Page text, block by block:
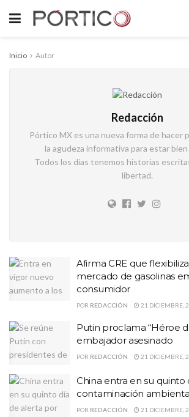
Inicio Autor
Redacción
Pórtico MX es una nueva forma de hacer
la agudeza informativa para estar
Todos los días tenemos historias
libertad.
Afirma CRE que
mercado de gasolinas
consumidor
POR REDACCIÓN 21 DICIEMBRE,
Putin proclama “Héroe
embajador asesinado
POR REDACCIÓN 21 DICIEMBRE,
China entra en su
contaminación
POR REDACCIÓN 21 DICIEMBRE,